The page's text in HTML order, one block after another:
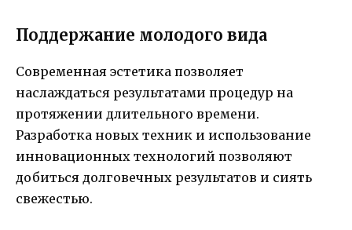
Поддержание молодого вида
Современная эстетика позволяет
наслаждаться результатами процедур на
протяжении длительного времени.
Разработка новых техник и использование
инновационных технологий позволяют
добиться долговечных результатов и сиять
свежестью.